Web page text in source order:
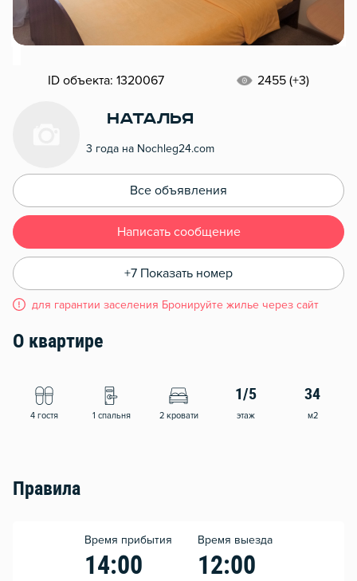
ID объекта: 1320067 2455 (+3)
Наталья
3 года на Nochleg24.com
Все объявления
Написать сообщение
+7 Показать номер
для гарантии заселения Бронируйте жилье через сайт
О квартире
4 гостя 1 спальня 2 кровати
1/5
этаж
34
м2
Правила
Время прибытия
14:00
Время выезда
12:00